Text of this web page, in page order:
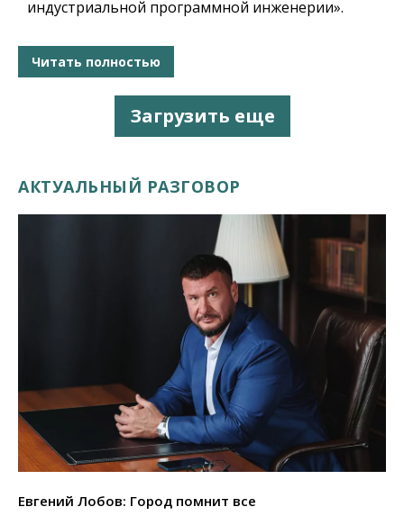
индустриальной программной инженерии».
Читать полностью
Загрузить еще
АКТУАЛЬНЫЙ РАЗГОВОР
Евгений Лобов: Город помнит все